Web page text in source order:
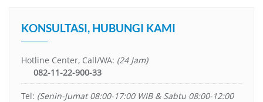
KONSULTASI, HUBUNGI KAMI
Hotline Center, Call/WA: (24 Jam)
082-11-22-900-33
Tel: (Senin-Jumat 08:00-17:00 WIB & Sabtu 08:00-12:00